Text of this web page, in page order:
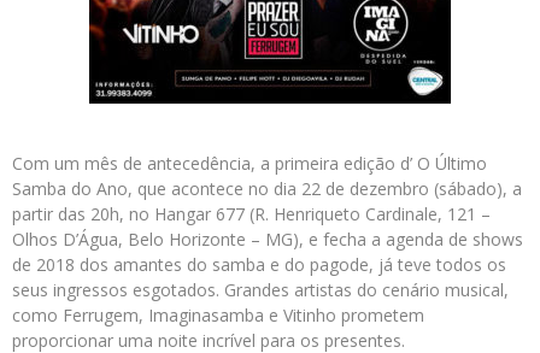
Com um mês de antecedência, a primeira edição d’ O Último
Samba do Ano, que acontece no dia 22 de dezembro (sábado), a
partir das 20h, no Hangar 677 (R. Henriqueto Cardinale, 121 –
Olhos D’Água, Belo Horizonte – MG), e fecha a agenda de shows
de 2018 dos amantes do samba e do pagode, já teve todos os
seus ingressos esgotados. Grandes artistas do cenário musical,
como Ferrugem, Imaginasamba e Vitinho prometem
proporcionar uma noite incrível para os presentes.